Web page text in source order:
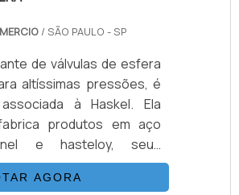
/ SÃO PAULO - SP
de válvulas de esfera
altíssimas pressões, é
à Haskel. Ela
produtos em aço
e hasteloy, seus
Válvulas Esfera, Agulha,
Conexões e Niple.
AGORA